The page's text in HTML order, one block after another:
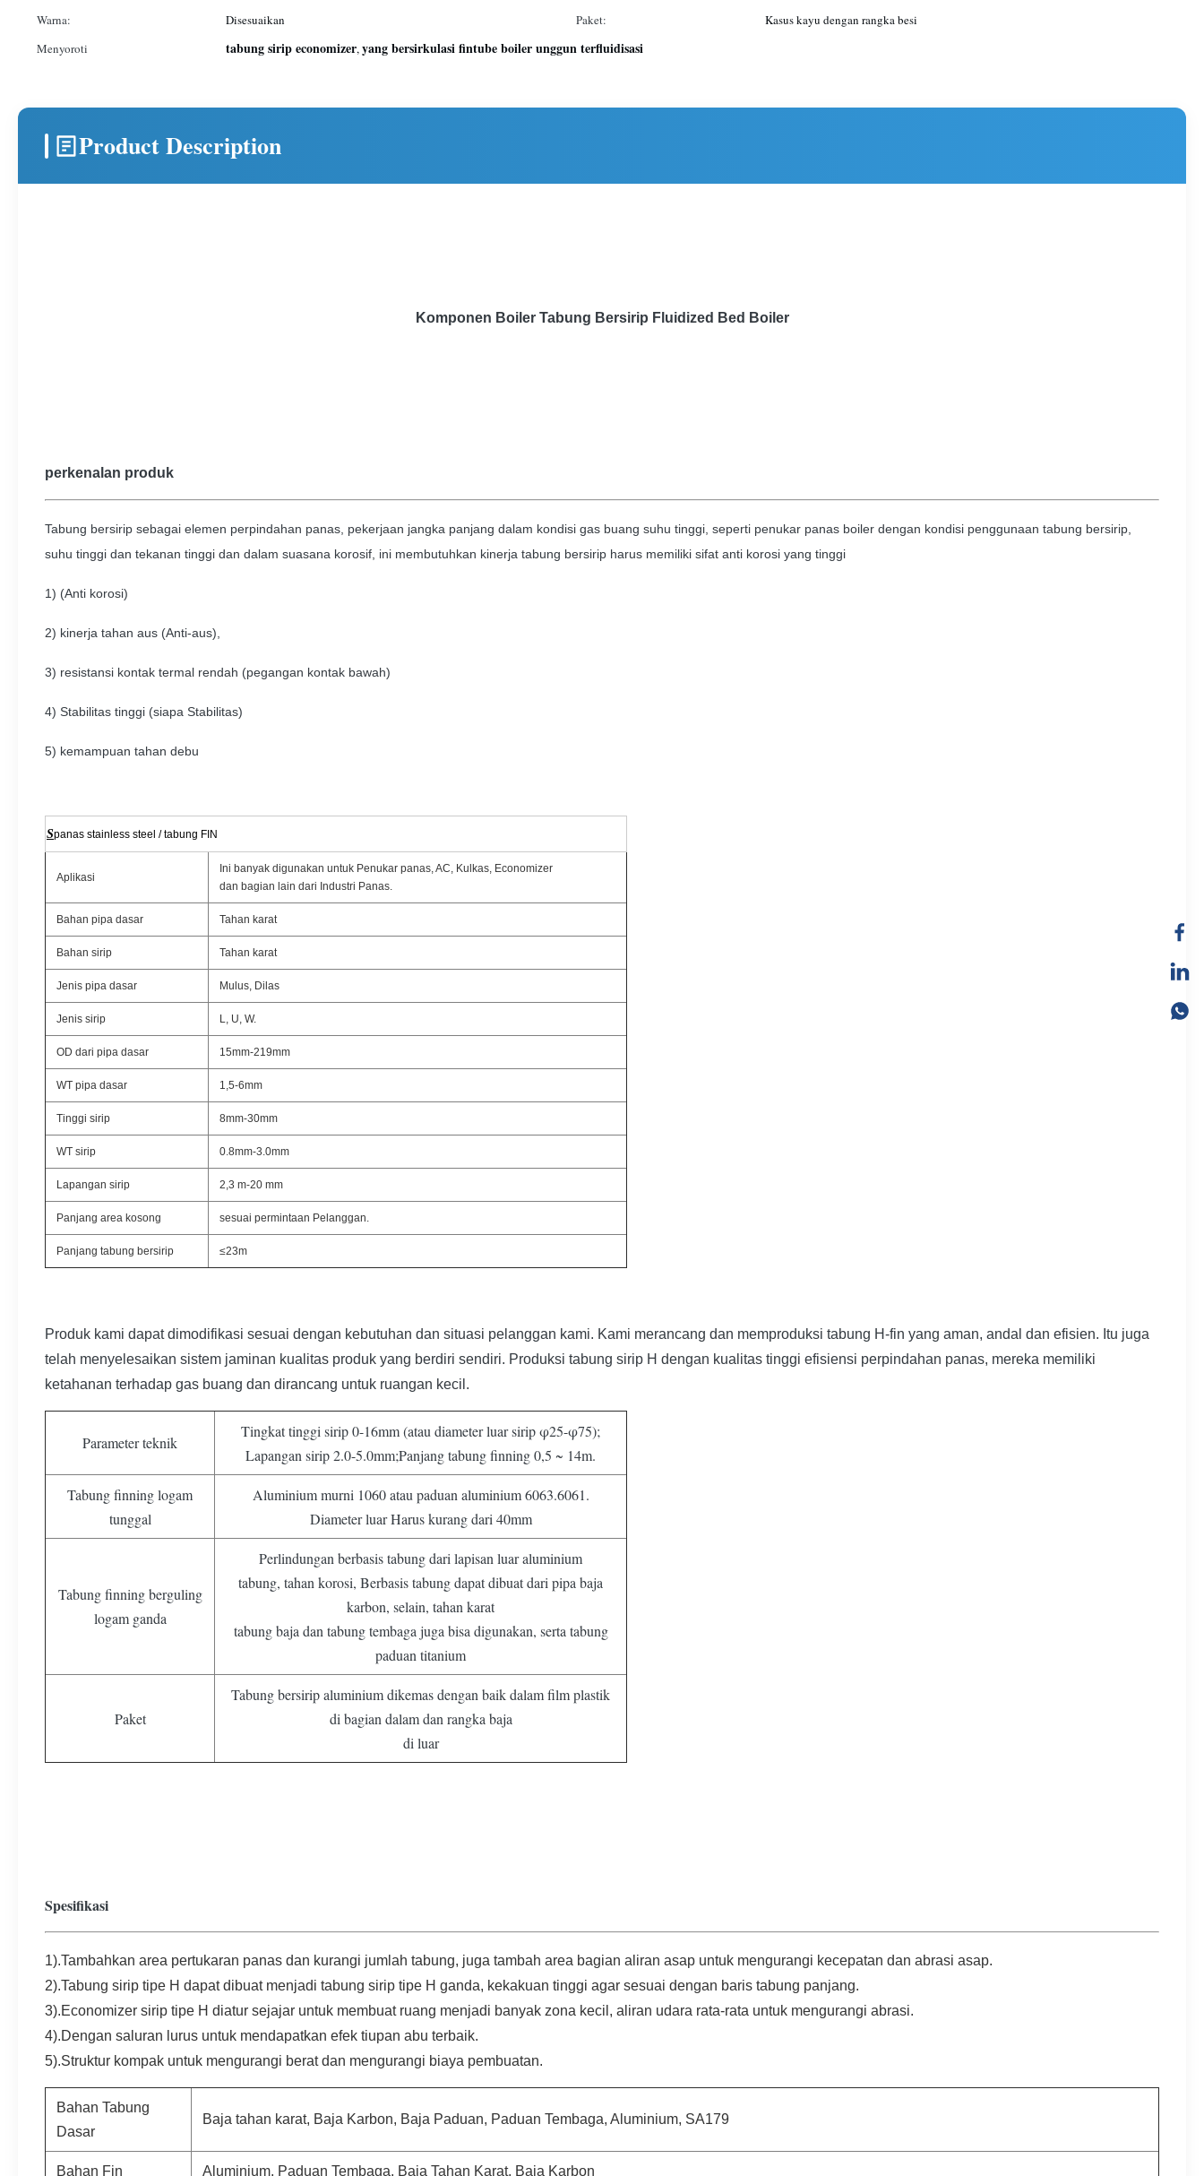
Warna:
Disesuaikan Paket:
Kasus kayu dengan rangka besi
Menyoroti
tabung sirip economizer,yang bersirkulasi fintube boiler unggun terfluidisasi
Product Description
Komponen Boiler Tabung Bersirip Fluidized Bed Boiler
perkenalan produk
Tabung bersirip sebagai elemen perpindahan panas, pekerjaan jangka panjang dalam kondisi gas buang suhu tinggi, seperti penukar panas boiler dengan kondisi penggunaan tabung bersirip,
suhu tinggi dan tekanan tinggi dan dalam suasana korosif, ini membutuhkan kinerja tabung bersirip harus memiliki sifat anti korosi yang tinggi
1) (Anti korosi)
2) kinerja tahan aus (Anti-aus),
3) resistansi kontak termal rendah (pegangan kontak bawah)
4) Stabilitas tinggi (siapa Stabilitas)
5) kemampuan tahan debu
Spanas stainless steel / tabung FIN
Aplikasi
Ini banyak digunakan untuk Penukar panas, AC, Kulkas, Economizer
dan bagian lain dari Industri Panas.
Bahan pipa dasar Tahan karat
Bahan sirip Tahan karat
Jenis pipa dasar Mulus, Dilas
Jenis sirip L, U, W.
OD dari pipa dasar 15mm-219mm
WT pipa dasar 1,5-6mm
Tinggi sirip 8mm-30mm
WT sirip 0.8mm-3.0mm
Lapangan sirip 2,3 m-20 mm
Panjang area kosong sesuai permintaan Pelanggan.
Panjang tabung bersirip ≤23m
Produk kami dapat dimodifikasi sesuai dengan kebutuhan dan situasi pelanggan kami. Kami merancang dan memproduksi tabung H-fin yang aman, andal dan efisien. Itu juga
telah menyelesaikan sistem jaminan kualitas produk yang berdiri sendiri. Produksi tabung sirip H dengan kualitas tinggi efisiensi perpindahan panas, mereka memiliki
ketahanan terhadap gas buang dan dirancang untuk ruangan kecil.
Parameter teknik
Tingkat tinggi sirip 0-16mm (atau diameter luar sirip φ25-φ75);
Lapangan sirip 2.0-5.0mm;Panjang tabung finning 0,5 ~ 14m.
Tabung finning logam
tunggal
Aluminium murni 1060 atau paduan aluminium 6063.6061.
Diameter luar Harus kurang dari 40mm
Tabung finning berguling
logam ganda
Perlindungan berbasis tabung dari lapisan luar aluminium
tabung, tahan korosi, Berbasis tabung dapat dibuat dari pipa baja
karbon, selain, tahan karat
tabung baja dan tabung tembaga juga bisa digunakan, serta tabung
paduan titanium
Paket
Tabung bersirip aluminium dikemas dengan baik dalam film plastik
di bagian dalam dan rangka baja
di luar
Spesifikasi
1).Tambahkan area pertukaran panas dan kurangi jumlah tabung, juga tambah area bagian aliran asap untuk mengurangi kecepatan dan abrasi asap.
2).Tabung sirip tipe H dapat dibuat menjadi tabung sirip tipe H ganda, kekakuan tinggi agar sesuai dengan baris tabung panjang.
3).Economizer sirip tipe H diatur sejajar untuk membuat ruang menjadi banyak zona kecil, aliran udara rata-rata untuk mengurangi abrasi.
4).Dengan saluran lurus untuk mendapatkan efek tiupan abu terbaik.
5).Struktur kompak untuk mengurangi berat dan mengurangi biaya pembuatan.
Bahan Tabung
Dasar
Baja tahan karat, Baja Karbon, Baja Paduan, Paduan Tembaga, Aluminium, SA179
Bahan Fin Aluminium, Paduan Tembaga, Baja Tahan Karat, Baja Karbon